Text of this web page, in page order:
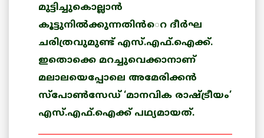
മുട്ടിച്ചുകൊല്ലാന്‍
കൂട്ടുനില്‍ക്കുന്നതിന്‍െറ ദീര്‍ഘ
ചരിത്രവുമുണ്ട് എസ്.എഫ്.ഐക്ക്.
ഇതൊക്കെ മറച്ചുവെക്കാനാണ്
മലാലയെപ്പോലെ അമേരിക്കന്‍
സ്പോണ്‍സേഡ് ‘മാനവിക രാഷ്ട്രീയം’
എസ്.എഫ്.ഐക്ക് പഥ്യമായത്.
_______________________________________________